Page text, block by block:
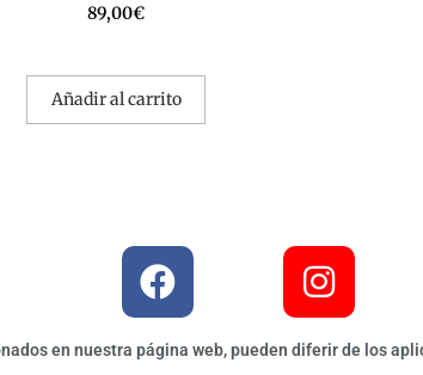
89,00€
Añadir al carrito
en nuestra página web, pueden diferir de los